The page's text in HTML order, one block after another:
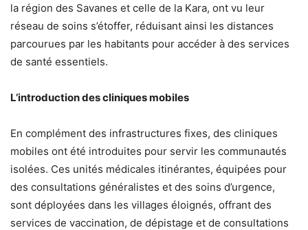
la région des Savanes et celle de la Kara, ont vu leur
réseau de soins s’étoffer, réduisant ainsi les distances
parcourues par les habitants pour accéder à des services
de santé essentiels.
L’introduction des cliniques mobiles
En complément des infrastructures fixes, des cliniques
mobiles ont été introduites pour servir les communautés
isolées. Ces unités médicales itinérantes, équipées pour
des consultations généralistes et des soins d’urgence,
sont déployées dans les villages éloignés, offrant des
services de vaccination, de dépistage et de consultations